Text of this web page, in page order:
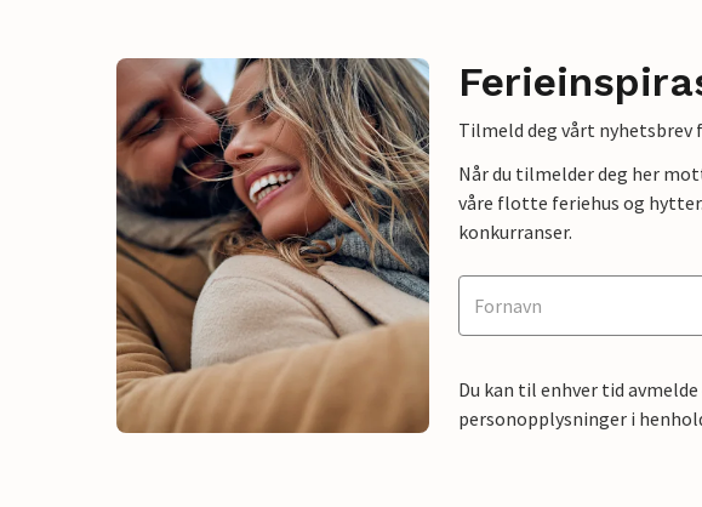
Tilmeld deg vårt
Når du tilmelder deg her
våre flotte feriehus og
konkurranser.
Du kan til enhver tid
personopplysninger i